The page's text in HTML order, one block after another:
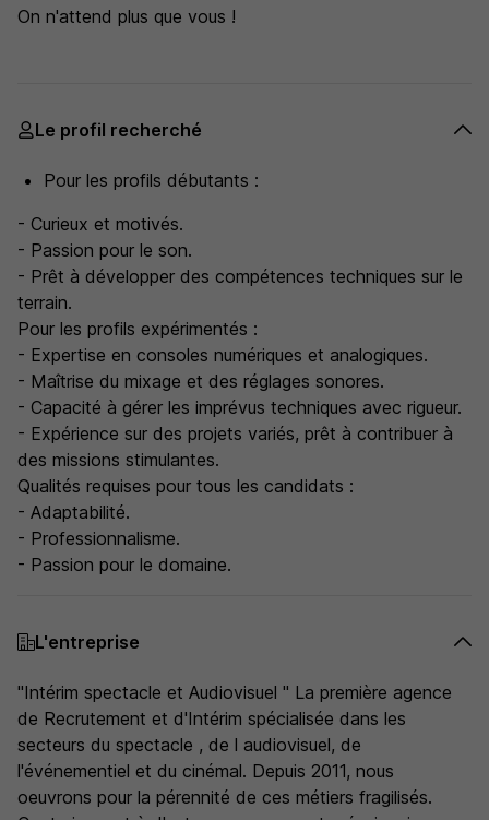
On n'attend plus que vous !
Le profil recherché
Pour les profils débutants :
- Curieux et motivés.
- Passion pour le son.
- Prêt à développer des compétences techniques sur le
terrain.
Pour les profils expérimentés :
- Expertise en consoles numériques et analogiques.
- Maîtrise du mixage et des réglages sonores.
- Capacité à gérer les imprévus techniques avec rigueur.
- Expérience sur des projets variés, prêt à contribuer à
des missions stimulantes.
Qualités requises pour tous les candidats :
- Adaptabilité.
- Professionnalisme.
- Passion pour le domaine.
L'entreprise
"Intérim spectacle et Audiovisuel " La première agence
de Recrutement et d'Intérim spécialisée dans les
secteurs du spectacle , de l audiovisuel, de
l'événementiel et du cinémal. Depuis 2011, nous
oeuvrons pour la pérennité de ces métiers fragilisés.